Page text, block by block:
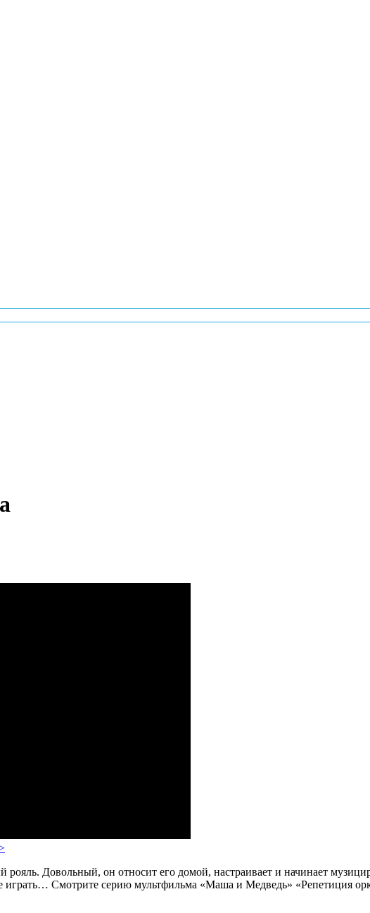
Довольный, он относит его домой, настраивает и начинает
Смотрите серию мультфильма «Маша и Медведь» «Репетиция